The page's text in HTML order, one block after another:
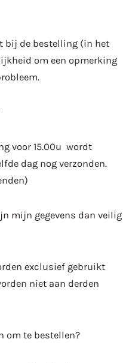
bij de bestelling (in het
om een opmerking
voor 15.00u wordt
dag nog verzonden.
mijn gegevens dan veilig
exclusief gebruikt
niet aan derden
om te bestellen?